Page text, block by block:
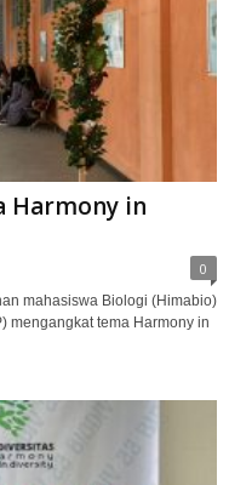
Harmony in
0
mahasiswa Biologi (Himabio)
mengangkat tema Harmony in